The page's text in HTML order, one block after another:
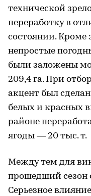
технической
переработку в
состоянии. Кроме
непростые
были заложены
209,4 га. При
акцент был
белых и красных
районе
ягоды — 20 тыс. т.
Между тем для
прошедший сезон
Серьезное